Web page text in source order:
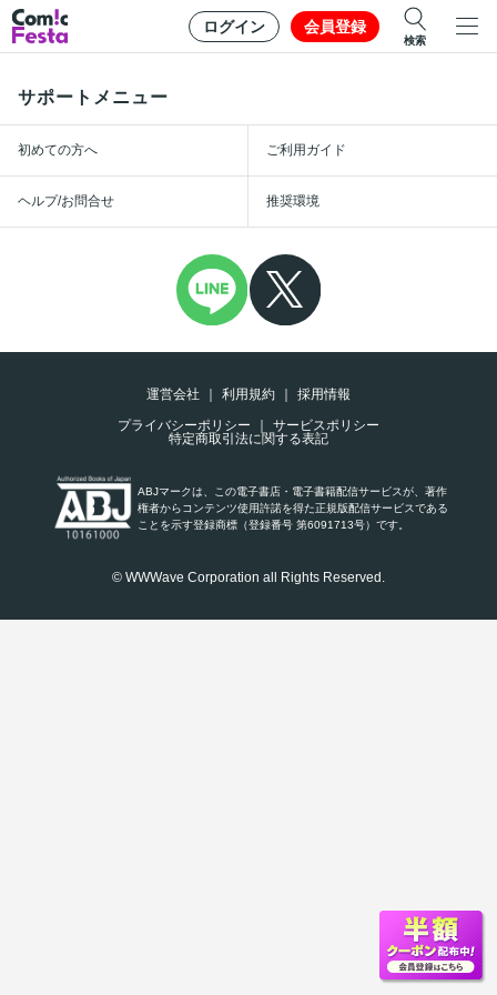
ログイン 会員登録
検索
サポートメニュー
初めての方へ ご利用ガイド
ヘルプ/お問合せ 推奨環境
運営会社 利用規約
採用情報
プライバシーポリシー
サービスポリシー
特定商取引法に関する表記
ABJマークは、この電子書店・電子書籍配信サービスが、著作
権者からコンテンツ使用許諾を得た正規版配信サービスである
ことを示す登録商標（登録番号 第6091713号）です。
© WWWave Corporation all Rights Reserved.